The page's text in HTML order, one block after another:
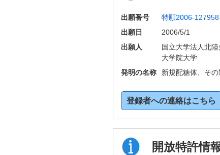
出願番号 特願2006-127958
出願日
2006/5/1
出願人
国立大学法人北
大学院大学
発明の名称 新規配糖体、そ
登録者への連絡はこちら
開放特許情